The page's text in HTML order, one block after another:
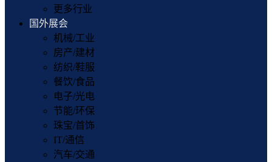
更多行业
国外展会
机械/工业
房产/建材
纺织/鞋服
餐饮/食品
电子/光电
节能/环保
珠宝/首饰
IT/通信
汽车/交通